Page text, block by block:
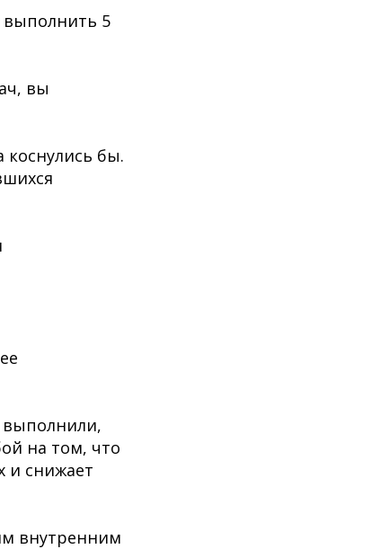
выполнить 5
вы
коснулись бы.
выполнили,
на том, что
и снижает
внутренним